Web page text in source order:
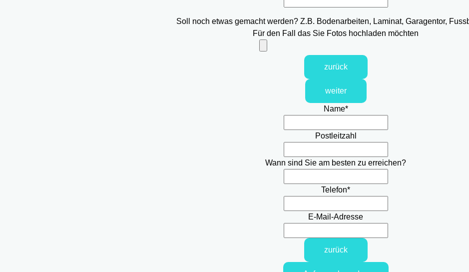
Soll noch etwas gemacht werden? Z.B. Bodenarbeiten, Laminat, Garagentor,
Für den Fall das Sie Fotos hochladen möchten
zurück
weiter
Name*
Postleitzahl
Wann sind Sie am besten zu erreichen?
Telefon*
E-Mail-Adresse
zurück